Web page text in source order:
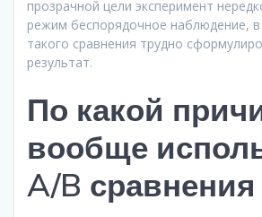
прозрачной цели эксперимент
режим беспорядочное наблюдение,
такого сравнения трудно
результат.
По какой
вообще
A/B сравнения